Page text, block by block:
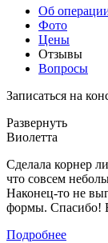
Об
Фото
Цены
Отзывы
Вопросы
Записаться на
Развернуть
Виолетта
Сделала корнер
что совсем
Наконец-то не
формы. Спасибо!
Подробнее